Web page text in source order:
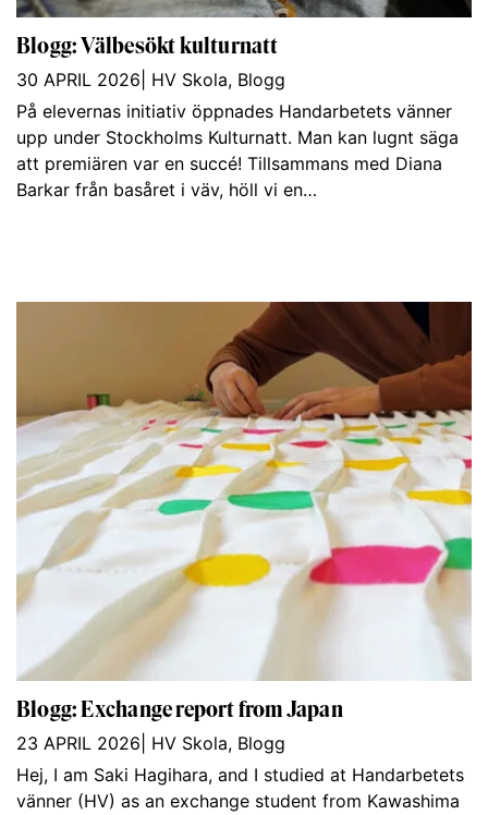
Blogg: Välbesökt kulturnatt
30 APRIL 2026 HV Skola, Blogg
På elevernas initiativ öppnades Handarbetets vänner
upp under Stockholms Kulturnatt. Man kan lugnt säga
att premiären var en succé! Tillsammans med Diana
Barkar från basåret i väv, höll vi en…
Blogg: Exchange report from Japan
23 APRIL 2026 HV Skola, Blogg
Hej, I am Saki Hagihara, and I studied at Handarbetets
vänner (HV) as an exchange student from Kawashima